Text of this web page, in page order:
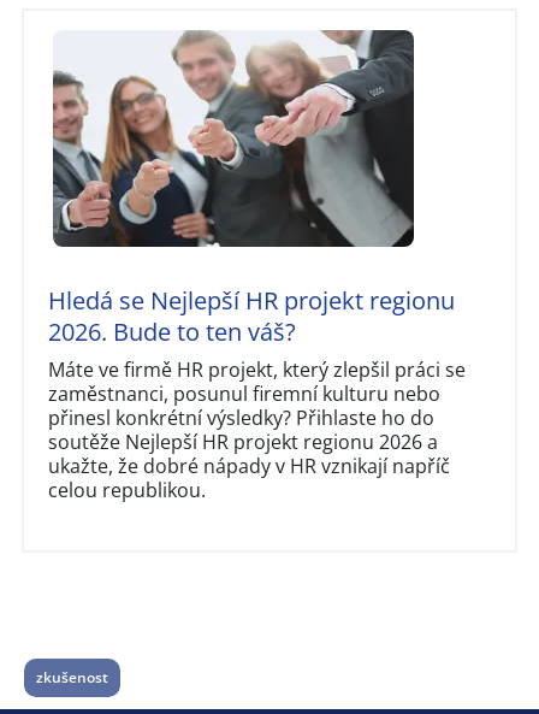
Hledá se Nejlepší HR projekt regionu
2026. Bude to ten váš?
Máte ve firmě HR projekt, který zlepšil práci se
zaměstnanci, posunul firemní kulturu nebo
přinesl konkrétní výsledky? Přihlaste ho do
soutěže Nejlepší HR projekt regionu 2026 a
ukažte, že dobré nápady v HR vznikají napříč
celou republikou.
zkušenost